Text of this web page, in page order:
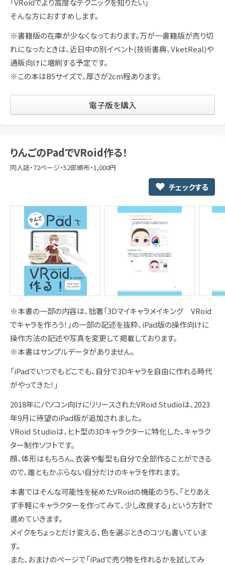
「VRoidでより高度なテクニックを知りたい」
そんな方におすすめします。
※書籍版の在庫が少なくなっております。万が一書籍版が売り切
れになったときは、近日中の別イベント(技術書典、VketReal)や
通販向けに増刷する予定です。
※この本はB5サイズで、厚さが2cm程あります。
電子版を購入
りんごのPadでVRoid作る！
同人誌・72ページ・52部頒布・1,000円
チェックする
※本書の一部の内容は、拙著「3Dマイキャラメイキング VRoid
でキャラを作ろう！」の一部の記述を抜粋、iPad版の操作向けに
操作方法の記述や写真を変更して掲載しております。
※本書はサンプルデータがありません。
「iPadでいつでもどこでも、自分で3Dキャラを自由に作れる時代
がやってきた！」
2018年にパソコン向けにリリースされたVRoid Studioは、2023
年9月に待望のiPad版が追加されました。
VRoid Studioは、ヒト型の3Dキャラクターに特化した、キャラク
ター制作ソフトです。
顔、体形はもちろん、衣装や髪型も自分で全部作ることができる
ので、誰ともかぶらない自分だけのキャラを作れます。
本書ではそんな可能性を秘めたVRoidの機能のうち、「とりあえ
ず手軽にキャラクターを作ってみて、少し改良する」という方針で
進めていきます。
メイクをちょっとだけ変える、色を選ぶときのコツも書いていま
す。
また、おまけのページで「iPadで売り物を作れるかを試してみ